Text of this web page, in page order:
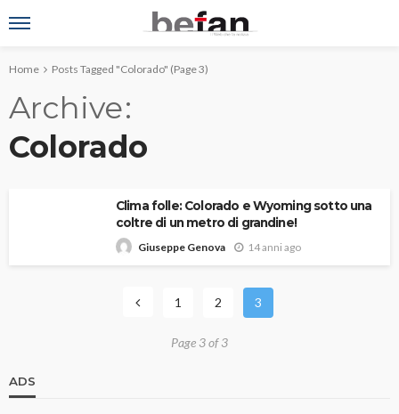
Home Posts Tagged "Colorado" (Page 3)
Archive
Colorado
Clima folle: Colorado e Wyoming sotto una
coltre di un metro di grandine!
Giuseppe Genova 14 anni ago
1 2 3
Page 3 of 3
ADS